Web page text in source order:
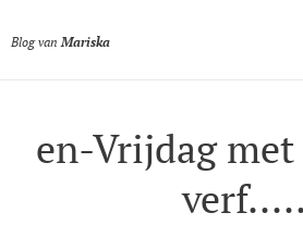
Blog van Mariska
en-Vrijdag met
verf.....